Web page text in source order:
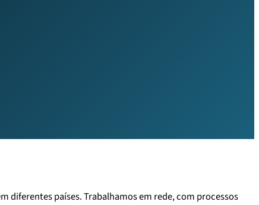
diferentes países. Trabalhamos em rede, com processos